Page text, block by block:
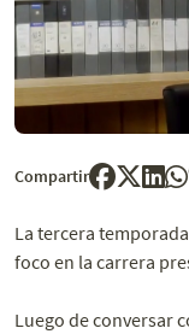
Compartir
La tercera
foco en la carrera
Luego de conversar